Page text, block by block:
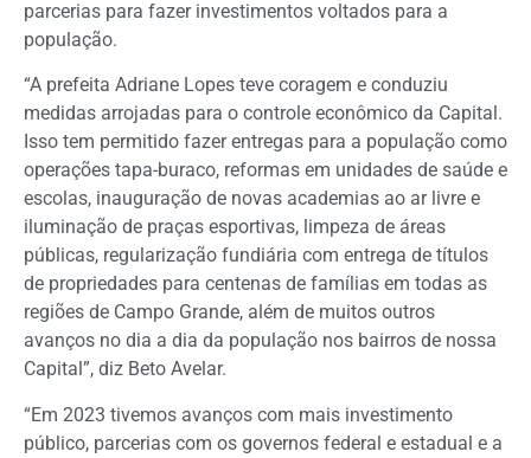
parcerias para fazer investimentos voltados para a
população.
“A prefeita Adriane Lopes teve coragem e conduziu
medidas arrojadas para o controle econômico da Capital.
Isso tem permitido fazer entregas para a população como
operações tapa-buraco, reformas em unidades de saúde e
escolas, inauguração de novas academias ao ar livre e
iluminação de praças esportivas, limpeza de áreas
públicas, regularização fundiária com entrega de títulos
de propriedades para centenas de famílias em todas as
regiões de Campo Grande, além de muitos outros
avanços no dia a dia da população nos bairros de nossa
Capital”, diz Beto Avelar.
“Em 2023 tivemos avanços com mais investimento
público, parcerias com os governos federal e estadual e a